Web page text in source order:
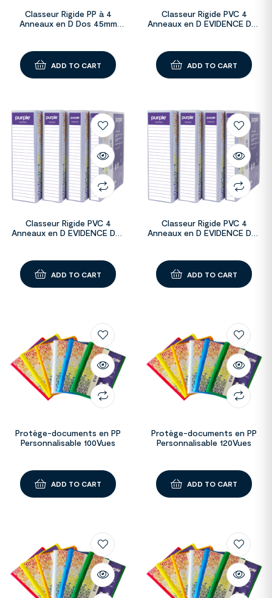
Classeur Rigide PP à 4
Anneaux en D Dos 45mm
ADD TO CART
Classeur Rigide PVC 4
Anneaux en D EVIDENCE Dos
ADD TO CART
Classeur Rigide PVC 4
Anneaux en D EVIDENCE Dos
ADD TO CART
Classeur Rigide PVC 4
Anneaux en D EVIDENCE Dos
ADD TO CART
Protège-documents en PP
Personnalisable 100Vues
ADD TO CART
Protège-documents en PP
Personnalisable 120Vues
ADD TO CART